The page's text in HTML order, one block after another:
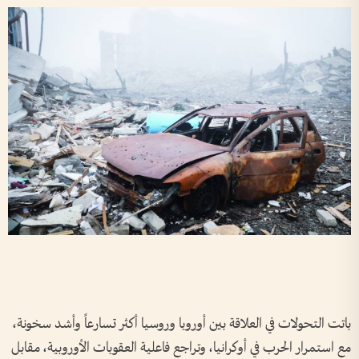
باتت التحولات في العلاقة بين أوروبا وروسيا أكثر تسارعاً وأشد سخونة،
مع استمرار الحرب في أوكرانيا، وتراجع فاعلية العقوبات الأوروبية، مقابل